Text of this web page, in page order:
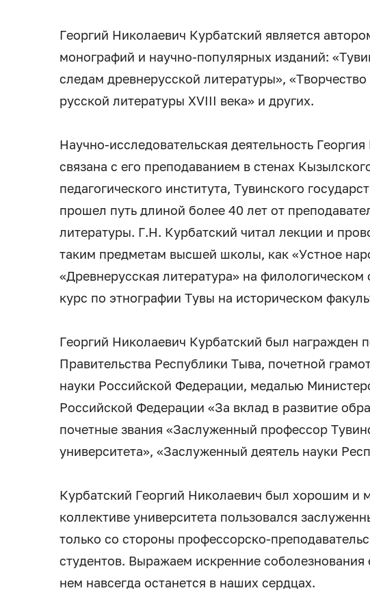
Георгий Николаевич Курбатский является
монографий и научно-популярных изданий:
следам древнерусской литературы»,
русской литературы XVIII века» и других.
Научно-исследовательская деятельность
связана с его преподаванием в стенах
педагогического института, Тувинского
прошел путь длиной более 40 лет от
литературы. Г.Н. Курбатский читал лекции и
таким предметам высшей школы, как «Устное
«Древнерусская литература» на филологическом
курс по этнографии Тувы на историческом
Георгий Николаевич Курбатский был награжден
Правительства Республики Тыва, почетной
науки Российской Федерации, медалью
Российской Федерации «За вклад в развитие
почетные звания «Заслуженный профессор
университета», «Заслуженный деятель науки
Курбатский Георгий Николаевич был хорошим и
коллективе университета пользовался
только со стороны профессорско-
студентов. Выражаем искренние
нем навсегда останется в наших сердцах.